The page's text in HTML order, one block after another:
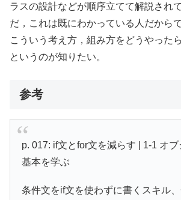
ラスの設計などが順序立てて解説され
だ，これは既にわかっている人だから
こういう考え方，組み方をどうやった
というのが知りたい。
参考
p. 017: if文とfor文を減らす | 1-1 オ
基本を学ぶ
条件文をif文を使わずに書くスキル